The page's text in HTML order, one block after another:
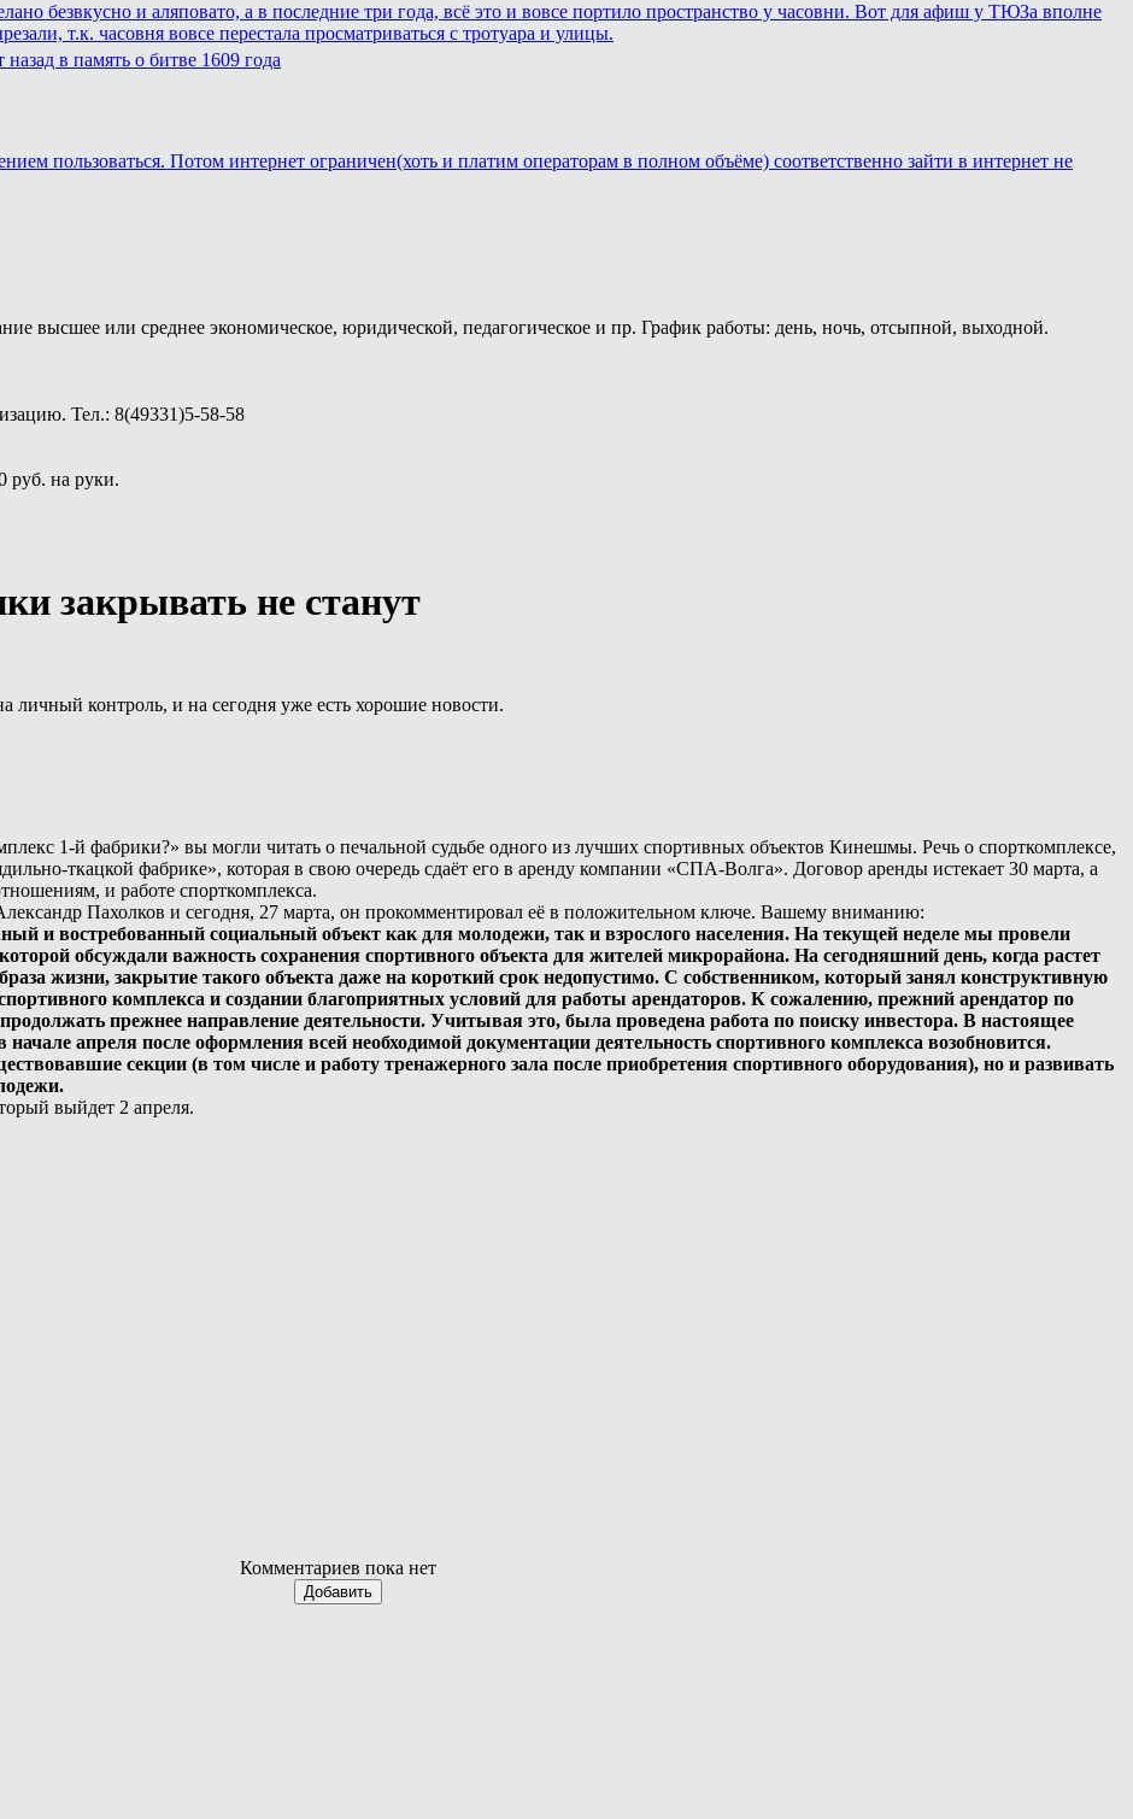
безвкусно и аляповато, а в последние три года, всё это и вовсе портило пространство у часовни. Вот для афиш у ТЮЗа вполне
т.к. часовня вовсе перестала просматриваться с тротуара и улицы.
в память о битве 1609 года
пользоваться. Потом интернет ограничен(хоть и платим операторам в полном объёме) соответственно зайти в интернет не
высшее или среднее экономическое, юридической, педагогическое и пр. График работы: день, ночь, отсыпной, выходной.
Тел.: 8(49331)5-58-58
руб. на руки.
закрывать не станут
контроль, и на сегодня уже есть хорошие новости.
1-й фабрики?» вы могли читать о печальной судьбе одного из лучших спортивных объектов Кинешмы. Речь о спорткомплексе,
ткацкой фабрике», которая в свою очередь сдаёт его в аренду компании «СПА-Волга». Договор аренды истекает 30 марта, а
и работе спорткомплекса.
Пахолков и сегодня, 27 марта, он прокомментировал её в положительном ключе. Вашему вниманию:
и востребованный социальный объект как для молодежи, так и взрослого населения. На текущей неделе мы провели
обсуждали важность сохранения спортивного объекта для жителей микрорайона. На сегодняшний день, когда растет
жизни, закрытие такого объекта даже на короткий срок недопустимо. С собственником, который занял конструктивную
комплекса и создании благоприятных условий для работы арендаторов. К сожалению, прежний арендатор по
прежнее направление деятельности. Учитывая это, была проведена работа по поиску инвестора. В настоящее
начале апреля после оформления всей необходимой документации деятельность спортивного комплекса возобновится.
секции (в том числе и работу тренажерного зала после приобретения спортивного оборудования), но и развивать
выйдет 2 апреля.
Комментариев пока нет
Добавить